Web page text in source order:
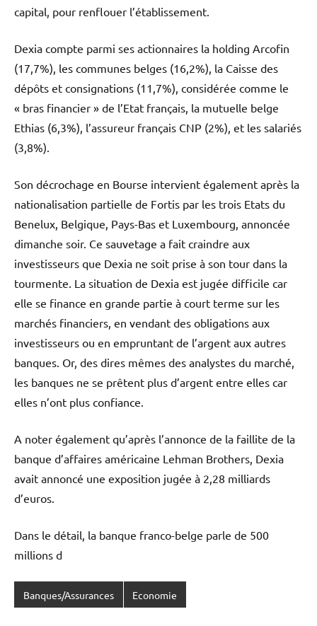
capital, pour renflouer l’établissement.
Dexia compte parmi ses actionnaires la holding Arcofin
(17,7%), les communes belges (16,2%), la Caisse des
dépôts et consignations (11,7%), considérée comme le
« bras financier » de l’Etat français, la mutuelle belge
Ethias (6,3%), l’assureur français CNP (2%), et les salariés
(3,8%).
Son décrochage en Bourse intervient également après la
nationalisation partielle de Fortis par les trois Etats du
Benelux, Belgique, Pays-Bas et Luxembourg, annoncée
dimanche soir. Ce sauvetage a fait craindre aux
investisseurs que Dexia ne soit prise à son tour dans la
tourmente. La situation de Dexia est jugée difficile car
elle se finance en grande partie à court terme sur les
marchés financiers, en vendant des obligations aux
investisseurs ou en empruntant de l’argent aux autres
banques. Or, des dires mêmes des analystes du marché,
les banques ne se prêtent plus d’argent entre elles car
elles n’ont plus confiance.
A noter également qu’après l’annonce de la faillite de la
banque d’affaires américaine Lehman Brothers, Dexia
avait annoncé une exposition jugée à 2,28 milliards
d’euros.
Dans le détail, la banque franco-belge parle de 500
millions d
Banques/Assurances Economie